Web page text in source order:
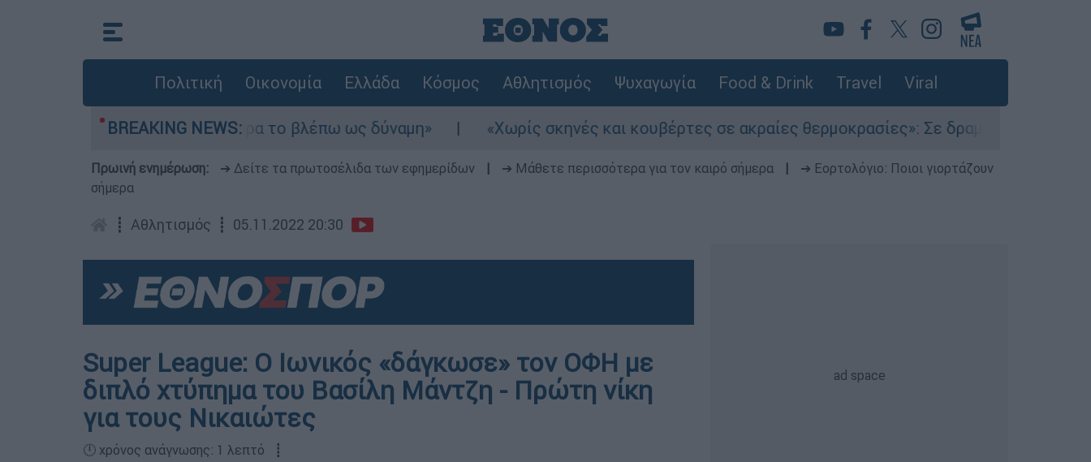
Πολιτική Οικονομία Ελλάδα Κόσμος Αθλητισμός Ψυχαγωγία Food & Drink Travel Viral
BREAKING NEWS:
ήταν αδυναμία, τώρα το βλέπω ως δύναμη» «Χωρίς σκηνές και κουβέρτες σε ακραίες θερμοκρασίες»: Σε δραματικές συνθήκες
Πρωινή ενημέρωση: ➔ Δείτε τα πρωτοσέλιδα των εφημερίδων ➔ Μάθετε περισσότερα για τον καιρό σήμερα
➔ Εορτολόγιο: Ποιοι γιορτάζουν
σήμερα
┋ Αθλητισμός ┋ 05.11.2022 20:30
Super League: Ο Ιωνικός «δάγκωσε» τον ΟΦΗ με
διπλό χτύπημα του Βασίλη Μάντζη - Πρώτη νίκη
για τους Νικαιώτες
🕛 χρόνος ανάγνωσης: 1 λεπτό ┋